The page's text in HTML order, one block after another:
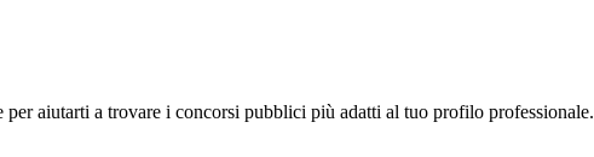
aiutarti a trovare i concorsi pubblici più adatti al tuo profilo professionale.